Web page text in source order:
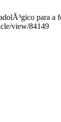
para
view/84149